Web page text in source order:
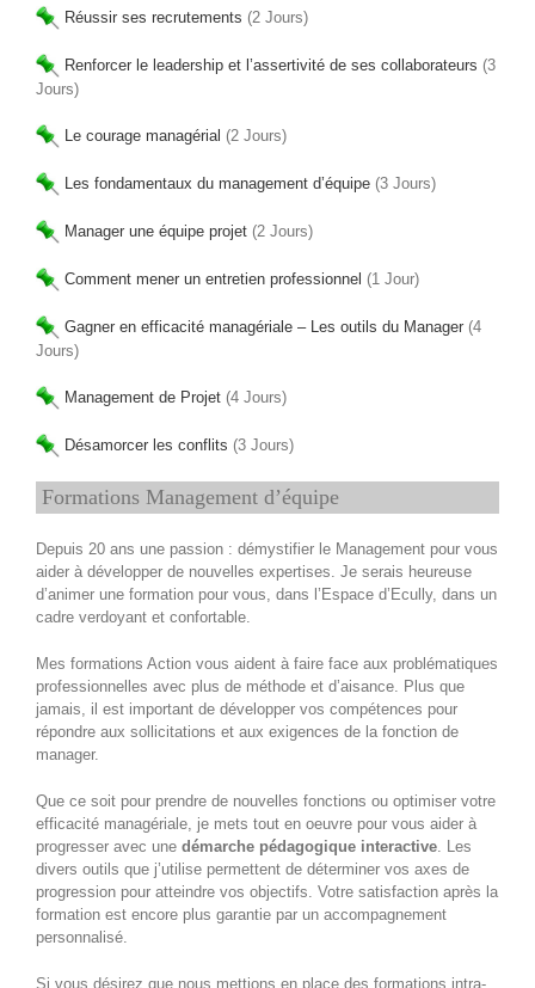
Réussir ses recrutements (2 Jours)
Renforcer le leadership et l’assertivité de ses collaborateurs (3
Jours)
Le courage managérial (2 Jours)
Les fondamentaux du management d’équipe (3 Jours)
Manager une équipe projet (2 Jours)
Comment mener un entretien professionnel (1 Jour)
Gagner en efficacité managériale – Les outils du Manager (4
Jours)
Management de Projet (4 Jours)
Désamorcer les conflits (3 Jours)
Formations Management d’équipe
Depuis 20 ans une passion : démystifier le Management pour vous
aider à développer de nouvelles expertises. Je serais heureuse
d’animer une formation pour vous, dans l’Espace d’Ecully, dans un
cadre verdoyant et confortable.
Mes formations Action vous aident à faire face aux problématiques
professionnelles avec plus de méthode et d’aisance. Plus que
jamais, il est important de développer vos compétences pour
répondre aux sollicitations et aux exigences de la fonction de
manager.
Que ce soit pour prendre de nouvelles fonctions ou optimiser votre
efficacité managériale, je mets tout en oeuvre pour vous aider à
progresser avec une démarche pédagogique interactive . Les
divers outils que j’utilise permettent de déterminer vos axes de
progression pour atteindre vos objectifs. Votre satisfaction après la
formation est encore plus garantie par un accompagnement
personnalisé.
Si vous désirez que nous mettions en place des formations intra-